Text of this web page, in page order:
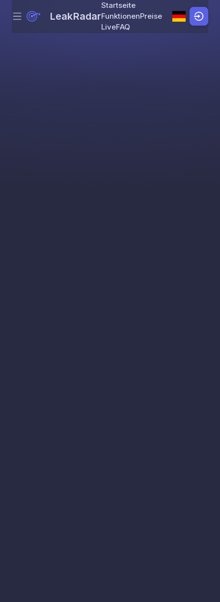
Skip to content
Menu LeakRadar
Startseite
FunktionenPreise
LiveFAQ